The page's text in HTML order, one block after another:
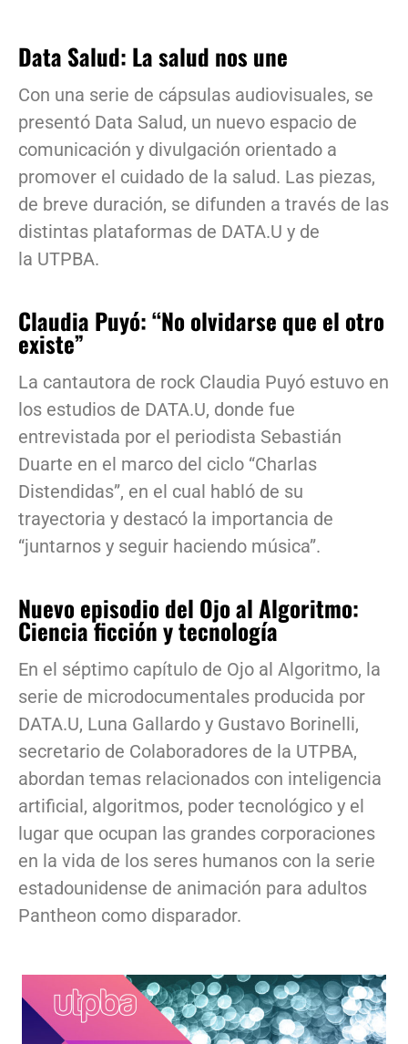
Data Salud: La salud nos une
Con una serie de cápsulas audiovisuales, se
presentó Data Salud, un nuevo espacio de
comunicación y divulgación orientado a
promover el cuidado de la salud. Las piezas,
de breve duración, se difunden a través de las
distintas plataformas de DATA.U y de
la UTPBA.
Claudia Puyó: “No olvidarse que el otro
existe”
La cantautora de rock Claudia Puyó estuvo en
los estudios de DATA.U, donde fue
entrevistada por el periodista Sebastián
Duarte en el marco del ciclo “Charlas
Distendidas”, en el cual habló de su
trayectoria y destacó la importancia de
“juntarnos y seguir haciendo música”.
Nuevo episodio del Ojo al Algoritmo:
Ciencia ficción y tecnología
En el séptimo capítulo de Ojo al Algoritmo, la
serie de microdocumentales producida por
DATA.U, Luna Gallardo y Gustavo Borinelli,
secretario de Colaboradores de la UTPBA,
abordan temas relacionados con inteligencia
artificial, algoritmos, poder tecnológico y el
lugar que ocupan las grandes corporaciones
en la vida de los seres humanos con la serie
estadounidense de animación para adultos
Pantheon como disparador.